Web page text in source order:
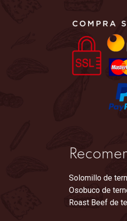
Solomillo de
Osobuco de
Roast Beef de